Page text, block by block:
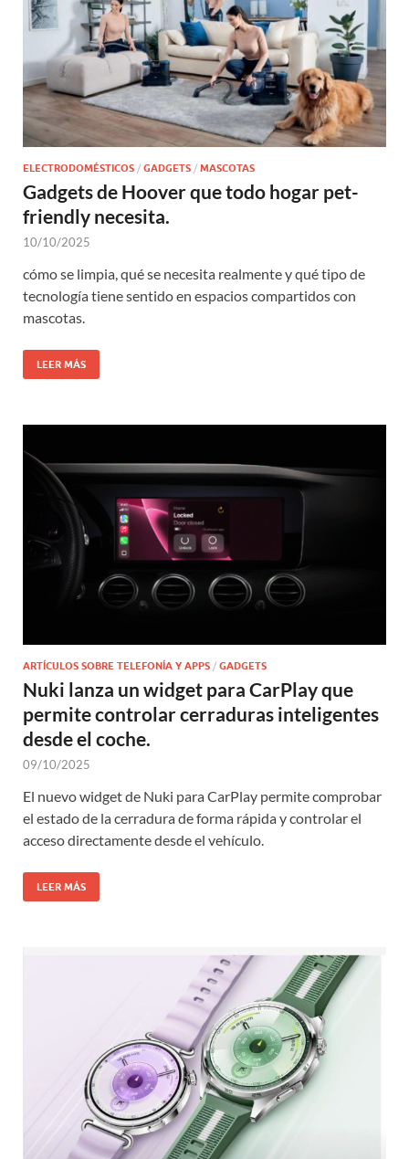
ELECTRODOMÉSTICOS / GADGETS / MASCOTAS
Gadgets de Hoover que todo hogar pet-
friendly necesita.
10/10/2025
cómo se limpia, qué se necesita realmente y qué tipo de
tecnología tiene sentido en espacios compartidos con
mascotas.
LEER MÁS
ARTÍCULOS SOBRE TELEFONÍA Y APPS / GADGETS
Nuki lanza un widget para CarPlay que
permite controlar cerraduras inteligentes
desde el coche.
09/10/2025
El nuevo widget de Nuki para CarPlay permite comprobar
el estado de la cerradura de forma rápida y controlar el
acceso directamente desde el vehículo.
LEER MÁS